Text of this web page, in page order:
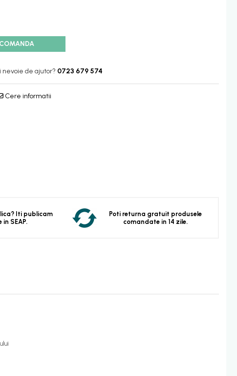
COMANDA
nevoie de ajutor? 0723 679 574
Cere informatii
Iti publicam
in SEAP.
Poti returna gratuit produsele
comandate in 14 zile.